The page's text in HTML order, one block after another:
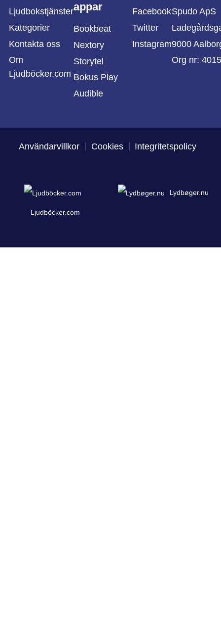
Ljudbokstjänster
Kategorier
Kontakta oss
Om
Ljudböcker.com
appar
Bookbeat
Nextory
Storytel
Bokus Play
Audible
Facebook
Twitter
Instagram
Spudo ApS
9000
Org nr:
Användarvillkor Cookies Integritetspolicy
Ljudböcker.com
Lydbøger.nu